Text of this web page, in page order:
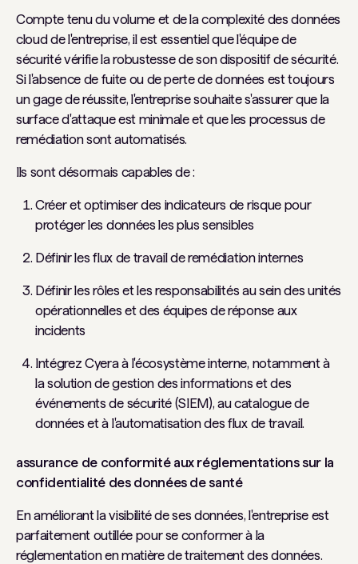
Compte tenu du volume et de la complexité des données
cloud de l'entreprise, il est essentiel que l'équipe de
sécurité vérifie la robustesse de son dispositif de sécurité.
Si l'absence de fuite ou de perte de données est toujours
un gage de réussite, l'entreprise souhaite s'assurer que la
surface d'attaque est minimale et que les processus de
remédiation sont automatisés.
Ils sont désormais capables de :
Créer et optimiser des indicateurs de risque pour
protéger les données les plus sensibles
Définir les flux de travail de remédiation internes
Définir les rôles et les responsabilités au sein des unités
opérationnelles et des équipes de réponse aux
incidents
Intégrez Cyera à l'écosystème interne, notamment à
la solution de gestion des informations et des
événements de sécurité (SIEM), au catalogue de
données et à l'automatisation des flux de travail.
assurance de conformité aux réglementations sur la
confidentialité des données de santé
En améliorant la visibilité de ses données, l'entreprise est
parfaitement outillée pour se conformer à la
réglementation en matière de traitement des données.